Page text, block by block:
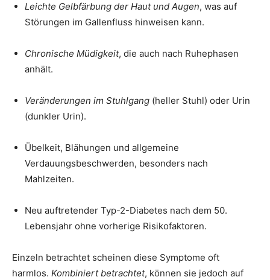
Leichte Gelbfärbung der Haut und Augen, was auf
Störungen im Gallenfluss hinweisen kann.
Chronische Müdigkeit, die auch nach Ruhephasen
anhält.
Veränderungen im Stuhlgang (heller Stuhl) oder Urin
(dunkler Urin).
Übelkeit, Blähungen und allgemeine
Verdauungsbeschwerden, besonders nach
Mahlzeiten.
Neu auftretender Typ-2-Diabetes nach dem 50.
Lebensjahr ohne vorherige Risikofaktoren.
Einzeln betrachtet scheinen diese Symptome oft
harmlos. Kombiniert betrachtet, können sie jedoch auf